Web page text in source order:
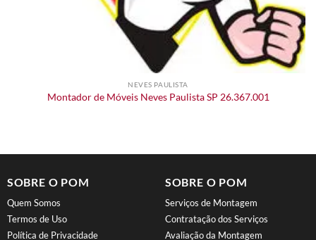
NEVES PAULISTA
Montador de Móveis Neves Paulista SP 26.367.001
SOBRE O POM
Quem Somos
Termos de Uso
Política de Privacidade
SOBRE O POM
Serviços de Montagem
Contratação dos Serviços
Avaliação da Montagem